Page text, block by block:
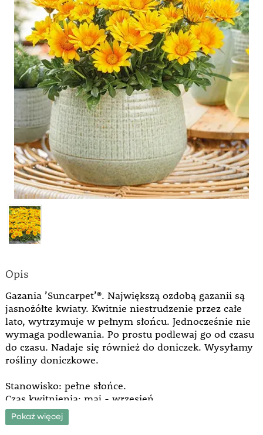
Opis
Gazania ’Suncarpet’®. Największą ozdobą gazanii są
jasnożółte kwiaty. Kwitnie niestrudzenie przez całe
lato, wytrzymuje w pełnym słońcu. Jednocześnie nie
wymaga podlewania. Po prostu podlewaj go od czasu
do czasu. Nadaje się również do doniczek. Wysyłamy
rośliny doniczkowe.
Stanowisko: pełne słońce.
Czas kwitnienia: maj - wrzesień.
Wysokość: około 40 cm.
Pokaż więcej